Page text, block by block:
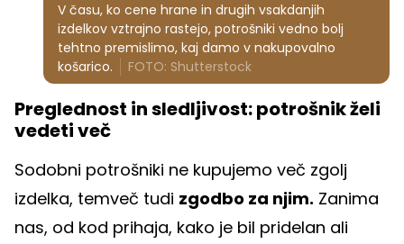
V času, ko cene hrane in drugih vsakdanjih
izdelkov vztrajno rastejo, potrošniki vedno bolj
tehtno premislimo, kaj damo v nakupovalno
košarico.
FOTO: Shutterstock
Preglednost in sledljivost: potrošnik želi
vedeti več
Sodobni potrošniki ne kupujemo več zgolj
izdelka, temveč tudi zgodbo za njim. Zanima
nas, od kod prihaja, kako je bil pridelan ali